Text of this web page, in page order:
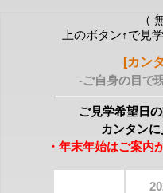
（
上のボタン↑で見
[カン
-ご自身の目で
ご見学希望日
カンタン
・年末年始はご案内